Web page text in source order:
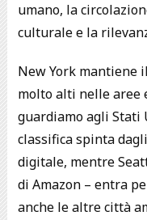
umano, la
culturale e la
New York mantiene
molto alti nelle aree
guardiamo agli Stati
classifica spinta
digitale, mentre
di Amazon – entra
anche le altre città